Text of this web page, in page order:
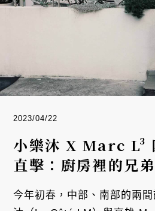
2023/04/22
小樂沐 X Marc L³
直擊：廚房裡的兄
今年初春，中部、南部的兩